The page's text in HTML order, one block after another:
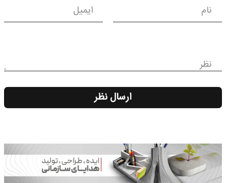
نام ایمیل
نظر
ارسال نظر